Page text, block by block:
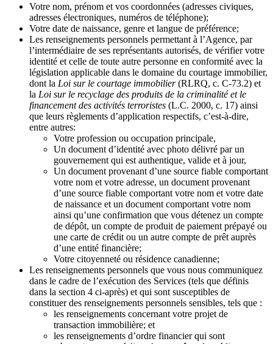
Votre nom, prénom et vos coordonnées (adresses civiques,
adresses électroniques, numéros de téléphone);
Votre date de naissance, genre et langue de préférence;
Les renseignements personnels permettant à l’Agence, par
l’intermédiaire de ses représentants autorisés, de vérifier votre
identité et celle de toute autre personne en conformité avec la
législation applicable dans le domaine du courtage immobilier,
dont la Loi sur le courtage immobilier(RLRQ, c. C-73.2) et
la Loi sur le recyclage des produits de la criminalité et le
financement des activités terroristes (L.C. 2000, c. 17) ainsi
que leurs règlements d’application respectifs, c’est-à-dire,
entre autres:
Votre profession ou occupation principale,
Un document d’identité avec photo délivré par un
gouvernement qui est authentique, valide et à jour,
Un document provenant d’une source fiable comportant
votre nom et votre adresse, un document provenant
d’une source fiable comportant votre nom et votre date
de naissance et un document comportant votre nom
ainsi qu’une confirmation que vous détenez un compte
de dépôt, un compte de produit de paiement prépayé ou
une carte de crédit ou un autre compte de prêt auprès
d’une entité financière;
Votre citoyenneté ou résidence canadienne;
Les renseignements personnels que vous nous communiquez
dans le cadre de l’exécution des Services (tels que définis
dans la section 4 ci-après) et qui sont susceptibles de
constituer des renseignements personnels sensibles, tels que :
les renseignements concernant votre projet de
transaction immobilière; et
les renseignements d’ordre financier qui sont